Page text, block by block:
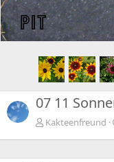
07 11
Kakteenfreund